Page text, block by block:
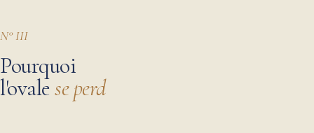
N° III
Pourquoi
l'ovalese perd